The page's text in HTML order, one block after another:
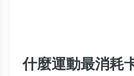
什麼運動最消耗